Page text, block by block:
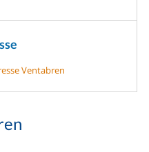
Ventabren